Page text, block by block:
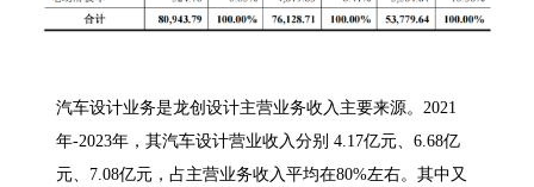
汽车设计业务是龙创设计主营业务收入主要来源。2021
年-2023年，其汽车设计营业收入分别 4.17亿元、6.68亿
元、7.08亿元，占主营业务收入平均在80%左右。其中又